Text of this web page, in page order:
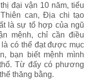
đại vận 10 năm, tiểu
can, Địa chi tạo
là sự tổ hợp của ngũ
mệnh, chỉ cần điều
có thể đạt được mục
bạn biết mệnh mình
Từ đấy có phương
thăng bằng.